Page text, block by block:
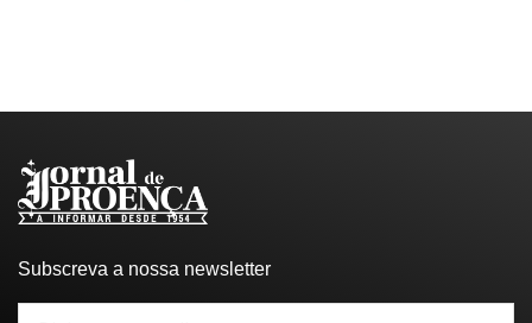
Subscreva a nossa newsletter